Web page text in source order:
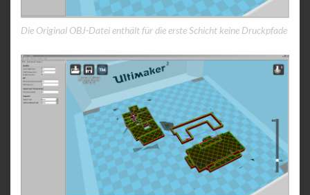
Die Original OBJ-Datei enthält für die erste Schicht keine Druckpfade